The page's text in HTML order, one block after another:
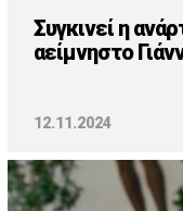
Συγκινεί η
αείμνηστο
12.11.2024